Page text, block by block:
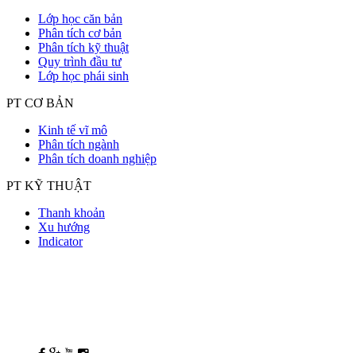
Lớp học căn bản
Phân tích cơ bản
Phân tích kỹ thuật
Quy trình đầu tư
Lớp học phái sinh
PT CƠ BẢN
Kinh tế vĩ mô
Phân tích ngành
Phân tích doanh nghiệp
PT KỸ THUẬT
Thanh khoản
Xu hướng
Indicator